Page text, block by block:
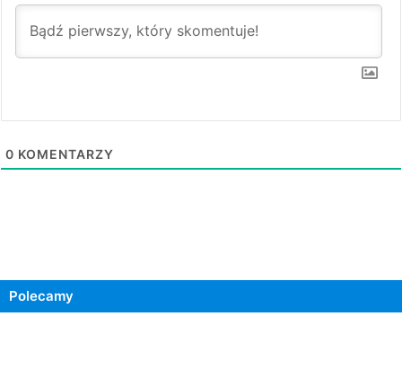
0 KOMENTARZY
Polecamy